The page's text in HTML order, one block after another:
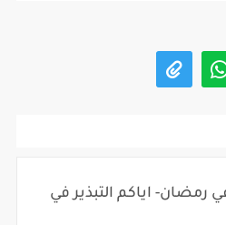
رمضان- اياكم التبذير في